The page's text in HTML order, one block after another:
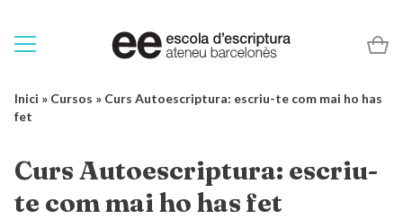
Inici » Cursos » Curs Autoescriptura: escriu-te com mai ho has
fet
Curs Autoescriptura: escriu-
te com mai ho has fet